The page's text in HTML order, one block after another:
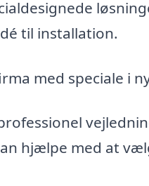
til installation.
med speciale i
hjælpe med at